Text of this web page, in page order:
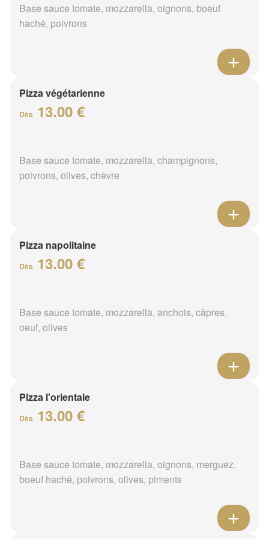
Base sauce tomate, mozzarella, oignons, boeuf
haché, poivrons
Pizza végétarienne
Dès 13.00 €
Base sauce tomate, mozzarella, champignons,
poivrons, olives, chèvre
Pizza napolitaine
Dès 13.00 €
Base sauce tomate, mozzarella, anchois, câpres,
oeuf, olives
Pizza l'orientale
Dès 13.00 €
Base sauce tomate, mozzarella, oignons, merguez,
boeuf haché, poivrons, olives, piments